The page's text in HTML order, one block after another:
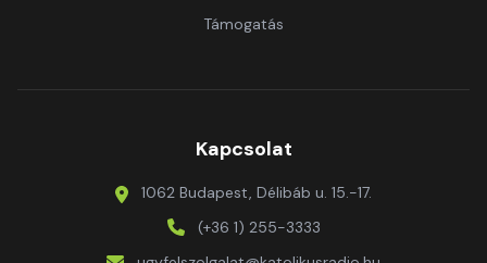
Támogatás
Kapcsolat
1062 Budapest, Délibáb u. 15.-17.
(+36 1) 255-3333